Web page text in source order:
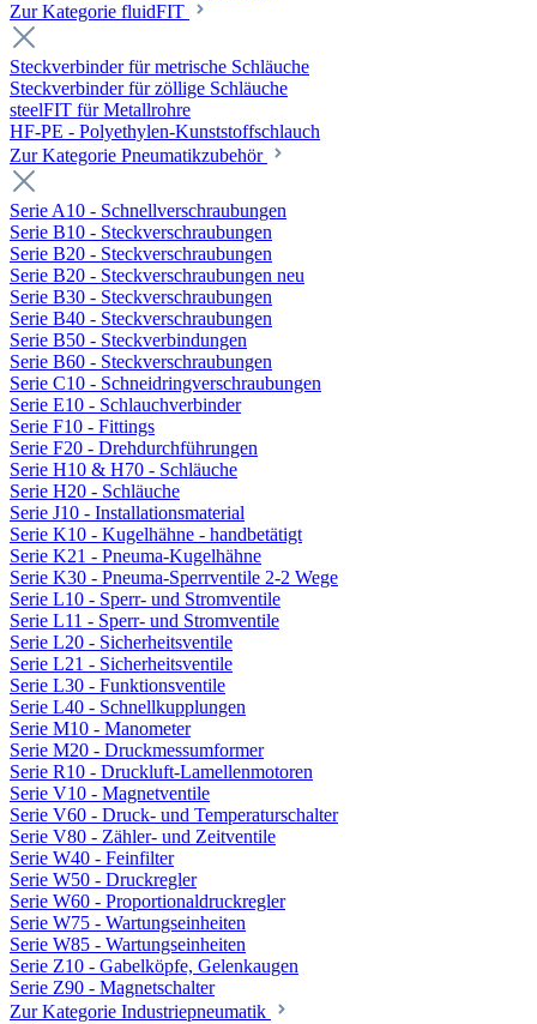
Zur Kategorie fluidFIT
Steckverbinder für metrische Schläuche
Steckverbinder für zöllige Schläuche
steelFIT für Metallrohre
HF-PE - Polyethylen-Kunststoffschlauch
Zur Kategorie Pneumatikzubehör
Serie A10 - Schnellverschraubungen
Serie B10 - Steckverschraubungen
Serie B20 - Steckverschraubungen
Serie B20 - Steckverschraubungen neu
Serie B30 - Steckverschraubungen
Serie B40 - Steckverschraubungen
Serie B50 - Steckverbindungen
Serie B60 - Steckverschraubungen
Serie C10 - Schneidringverschraubungen
Serie E10 - Schlauchverbinder
Serie F10 - Fittings
Serie F20 - Drehdurchführungen
Serie H10 & H70 - Schläuche
Serie H20 - Schläuche
Serie J10 - Installationsmaterial
Serie K10 - Kugelhähne - handbetätigt
Serie K21 - Pneuma-Kugelhähne
Serie K30 - Pneuma-Sperrventile 2-2 Wege
Serie L10 - Sperr- und Stromventile
Serie L11 - Sperr- und Stromventile
Serie L20 - Sicherheitsventile
Serie L21 - Sicherheitsventile
Serie L30 - Funktionsventile
Serie L40 - Schnellkupplungen
Serie M10 - Manometer
Serie M20 - Druckmessumformer
Serie R10 - Druckluft-Lamellenmotoren
Serie V10 - Magnetventile
Serie V60 - Druck- und Temperaturschalter
Serie V80 - Zähler- und Zeitventile
Serie W40 - Feinfilter
Serie W50 - Druckregler
Serie W60 - Proportionaldruckregler
Serie W75 - Wartungseinheiten
Serie W85 - Wartungseinheiten
Serie Z10 - Gabelköpfe, Gelenkaugen
Serie Z90 - Magnetschalter
Zur Kategorie Industriepneumatik